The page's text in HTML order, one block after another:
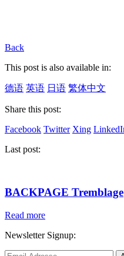
Back
This post is also available in:
德语 英语 日语 繁体中文
Share this post:
Facebook Twitter Xing
Last post:
BACKPAGE Tremblage
Read more
Newsletter Signup: